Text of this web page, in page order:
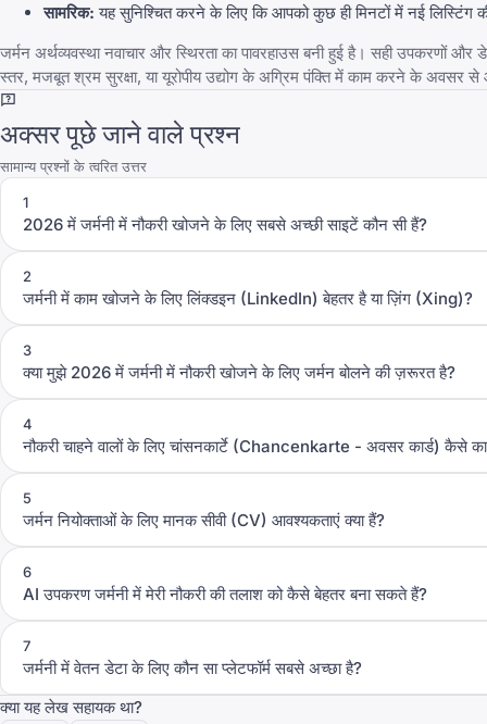
सामरिक: यह सुनिश्चित करने के लिए कि आपको कुछ ही मिनटों में नई लिस्टिंग
जर्मन अर्थव्यवस्था नवाचार और स्थिरता का पावरहाउस बनी हुई है। सही उपकरणों
स्तर, मजबूत श्रम सुरक्षा, या यूरोपीय उद्योग के अग्रिम पंक्ति में काम करने के अवसर
अक्सर पूछे जाने वाले प्रश्न
सामान्य प्रश्नों के त्वरित उत्तर
1
2026 में जर्मनी में नौकरी खोजने के लिए सबसे अच्छी साइटें कौन सी हैं?
2
जर्मनी में काम खोजने के लिए लिंक्डइन (LinkedIn) बेहतर है या ज़िंग (Xing)?
3
क्या मुझे 2026 में जर्मनी में नौकरी खोजने के लिए जर्मन बोलने की ज़रूरत है?
4
नौकरी चाहने वालों के लिए चांसनकार्टे (Chancenkarte - अवसर कार्ड) कैसे
5
जर्मन नियोक्ताओं के लिए मानक सीवी (CV) आवश्यकताएं क्या हैं?
6
AI उपकरण जर्मनी में मेरी नौकरी की तलाश को कैसे बेहतर बना सकते हैं?
7
जर्मनी में वेतन डेटा के लिए कौन सा प्लेटफॉर्म सबसे अच्छा है?
क्या यह लेख सहायक था?